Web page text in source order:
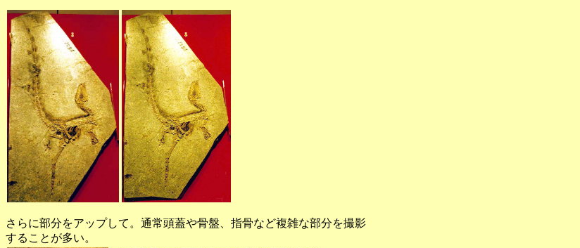
さらに部分をアップして。通常頭蓋や骨盤、指骨など複雑な部分を撮影
することが多い。